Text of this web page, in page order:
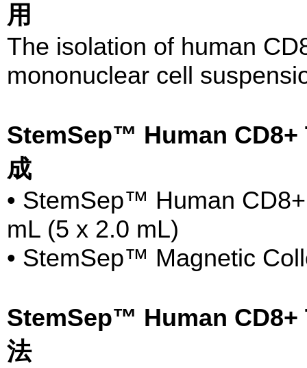
用
The isolation of human
mononuclear cell
StemSep™ Human
成
• StemSep™ Human
mL (5 x 2.0 mL)
• StemSep™ Magnetic
StemSep™ Human
法